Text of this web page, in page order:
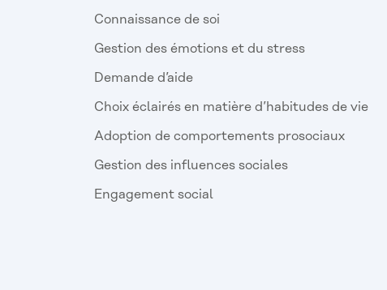
Connaissance de soi
Gestion des émotions et du stress
Demande d’aide
Choix éclairés en matière d’habitudes de vie
Adoption de comportements prosociaux
Gestion des influences sociales
Engagement social